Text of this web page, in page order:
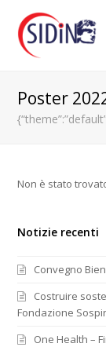
Poster
Non è stato
Notizie recenti
Convegno
Costruire
Fondazione
One Health –